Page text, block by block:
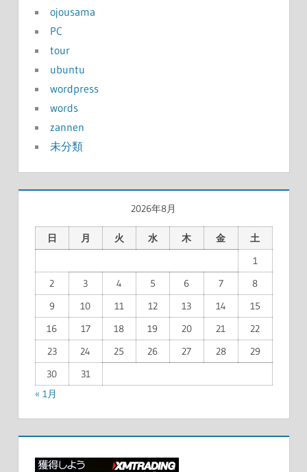
ojousama
PC
tour
ubuntu
wordpress
words
zannen
未分類
2026年8月
日 月 火 水 木 金
土
1
2
3 4 5 6 7
8
9
10 11 12 13 14
15
16
17 18 19 20 21
22
23
24 25 26 27 28
29
30
31
« 1月